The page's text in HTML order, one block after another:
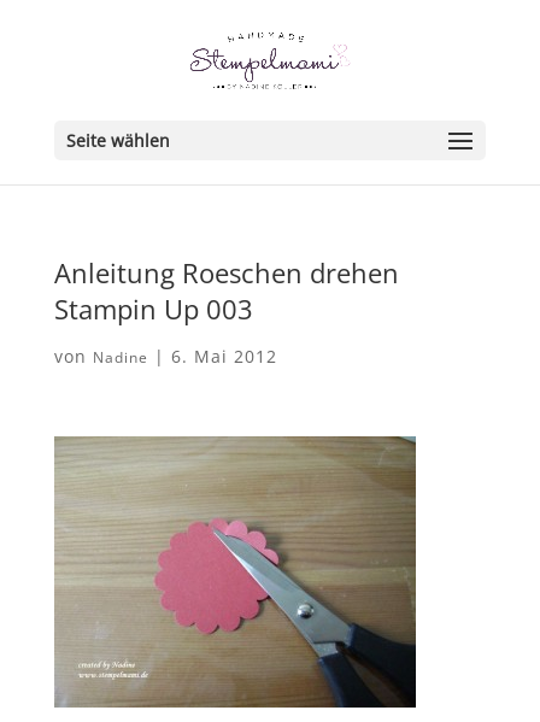
Seite wählen
Anleitung Roeschen drehen
Stampin Up 003
von Nadine | 6. Mai 2012